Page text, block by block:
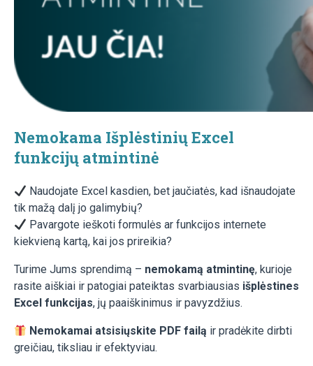
Nemokama Išplėstinių Excel
funkcijų atmintinė
Naudojate Excel kasdien, bet jaučiatės, kad išnaudojate
tik mažą dalį jo galimybių?
Pavargote ieškoti formulės ar funkcijos internete
kiekvieną kartą, kai jos prireikia?
Turime Jums sprendimą – nemokamą atmintinę, kurioje
rasite aiškiai ir patogiai pateiktas svarbiausias išplėstines
Excel funkcijas, jų paaiškinimus ir pavyzdžius.
Nemokamai atsisiųskite PDF failą ir pradėkite dirbti
greičiau, tiksliau ir efektyviau.